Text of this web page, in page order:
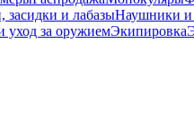
засидки и лабазыНаушники и
уход за оружиемЭкипировка